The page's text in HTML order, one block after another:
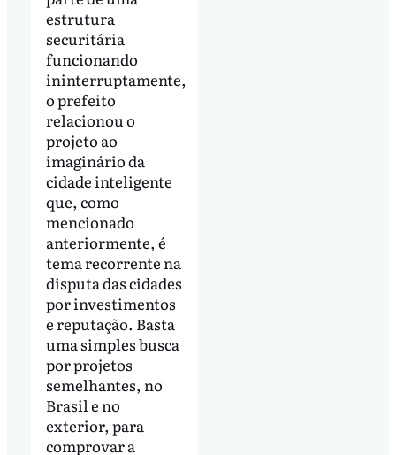
estrutura
securitária
funcionando
ininterruptamente,
o prefeito
relacionou o
projeto ao
imaginário da
cidade inteligente
que, como
mencionado
anteriormente, é
tema recorrente na
disputa das cidades
por investimentos
e reputação. Basta
uma simples busca
por projetos
semelhantes, no
Brasil e no
exterior, para
comprovar a